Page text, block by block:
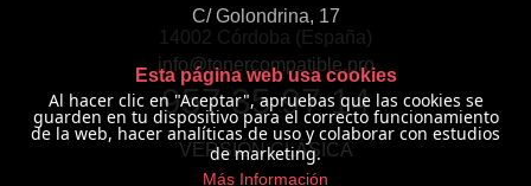
C/ Golondrina, 17
14002 Córdoba (España)
info@tonercompatible.pro
957 35 97 14
VERSIÓN CLÁSICA
Esta página web usa cookies
Al hacer clic en "Aceptar", apruebas que las cookies se
guarden en tu dispositivo para el correcto funcionamiento
de la web, hacer analíticas de uso y colaborar con estudios
de marketing.
Más Información